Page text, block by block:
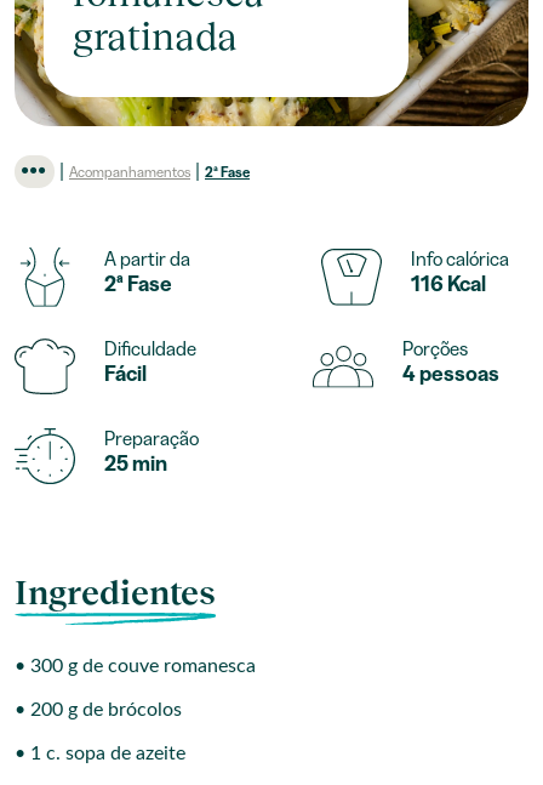
gratinada
Acompanhamentos 2ª Fase
A partir da
2ª Fase
Info calórica
116 Kcal
Dificuldade
Fácil
Porções
4 pessoas
Preparação
25 min
Ingredientes
• 300 g de couve romanesca
• 200 g de brócolos
• 1 c. sopa de azeite